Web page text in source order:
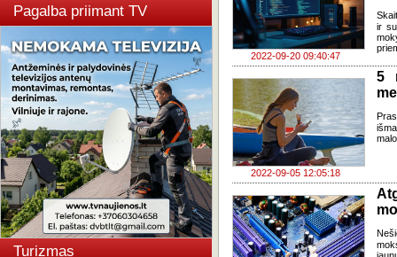
Pagalba priimant TV
Turizmas
2022-09-20 09:40:47
ir
2022-09-05 12:05:18
5